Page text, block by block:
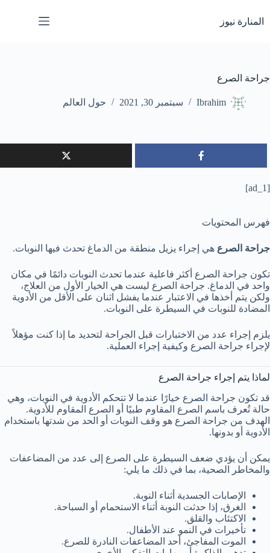
إلى
المحتوى
المنارة نيوز
جراحة الصرع
Ibrahim سبتمبر 30, 2021 حول العالم
[ad_1]
فهرس المحتويات
جراحة الصرع هي إجراء يزيل منطقة من الدماغ تحدث فيها النوبات.
تكون جراحة الصرع أكثر فاعلية عندما تحدث النوبات دائمًا في مكان
واحد في الدماغ. جراحة الصرع ليست هي الخيار الأول من العلاج،
ولكن يتم أخذها في الاعتبار عندما يفشل اثنان على الأقل من الأدوية
المضادة للنوبات في السيطرة على النوبات.
يلزم إجراء عدد من الاختبارات قبل الجراحة لتحديد ما إذا كنت مؤهلاً
لإجراء جراحة الصرع وكيفية إجراء العملية.
لماذا يتم إجراء جراحة الصرع
قد تكون جراحة الصرع خيارًا عندما لا تتحكم الأدوية في النوبات، وهي
حالة تُعرف باسم الصرع المقاوم طبيًا أو الصرع المقاوم للأدوية.
الهدف من جراحة الصرع هو وقف النوبات أو الحد من شدتها باستخدام
الأدوية أو بدونها.
يمكن أن يؤدي ضعف السيطرة على الصرع إلى عدد من المضاعفات
والمخاطر الصحية، بما في ذلك ما يلي:
الإصابات الجسدية أثناء النوبة.
الغرق، إذا حدثت النوبة أثناء الاستحمام أو السباحة.
الاكتئاب والقلق.
تأخيرات في النمو عند الأطفال.
الموت المفاجئ، أحد المضاعفات النادرة للصرع.